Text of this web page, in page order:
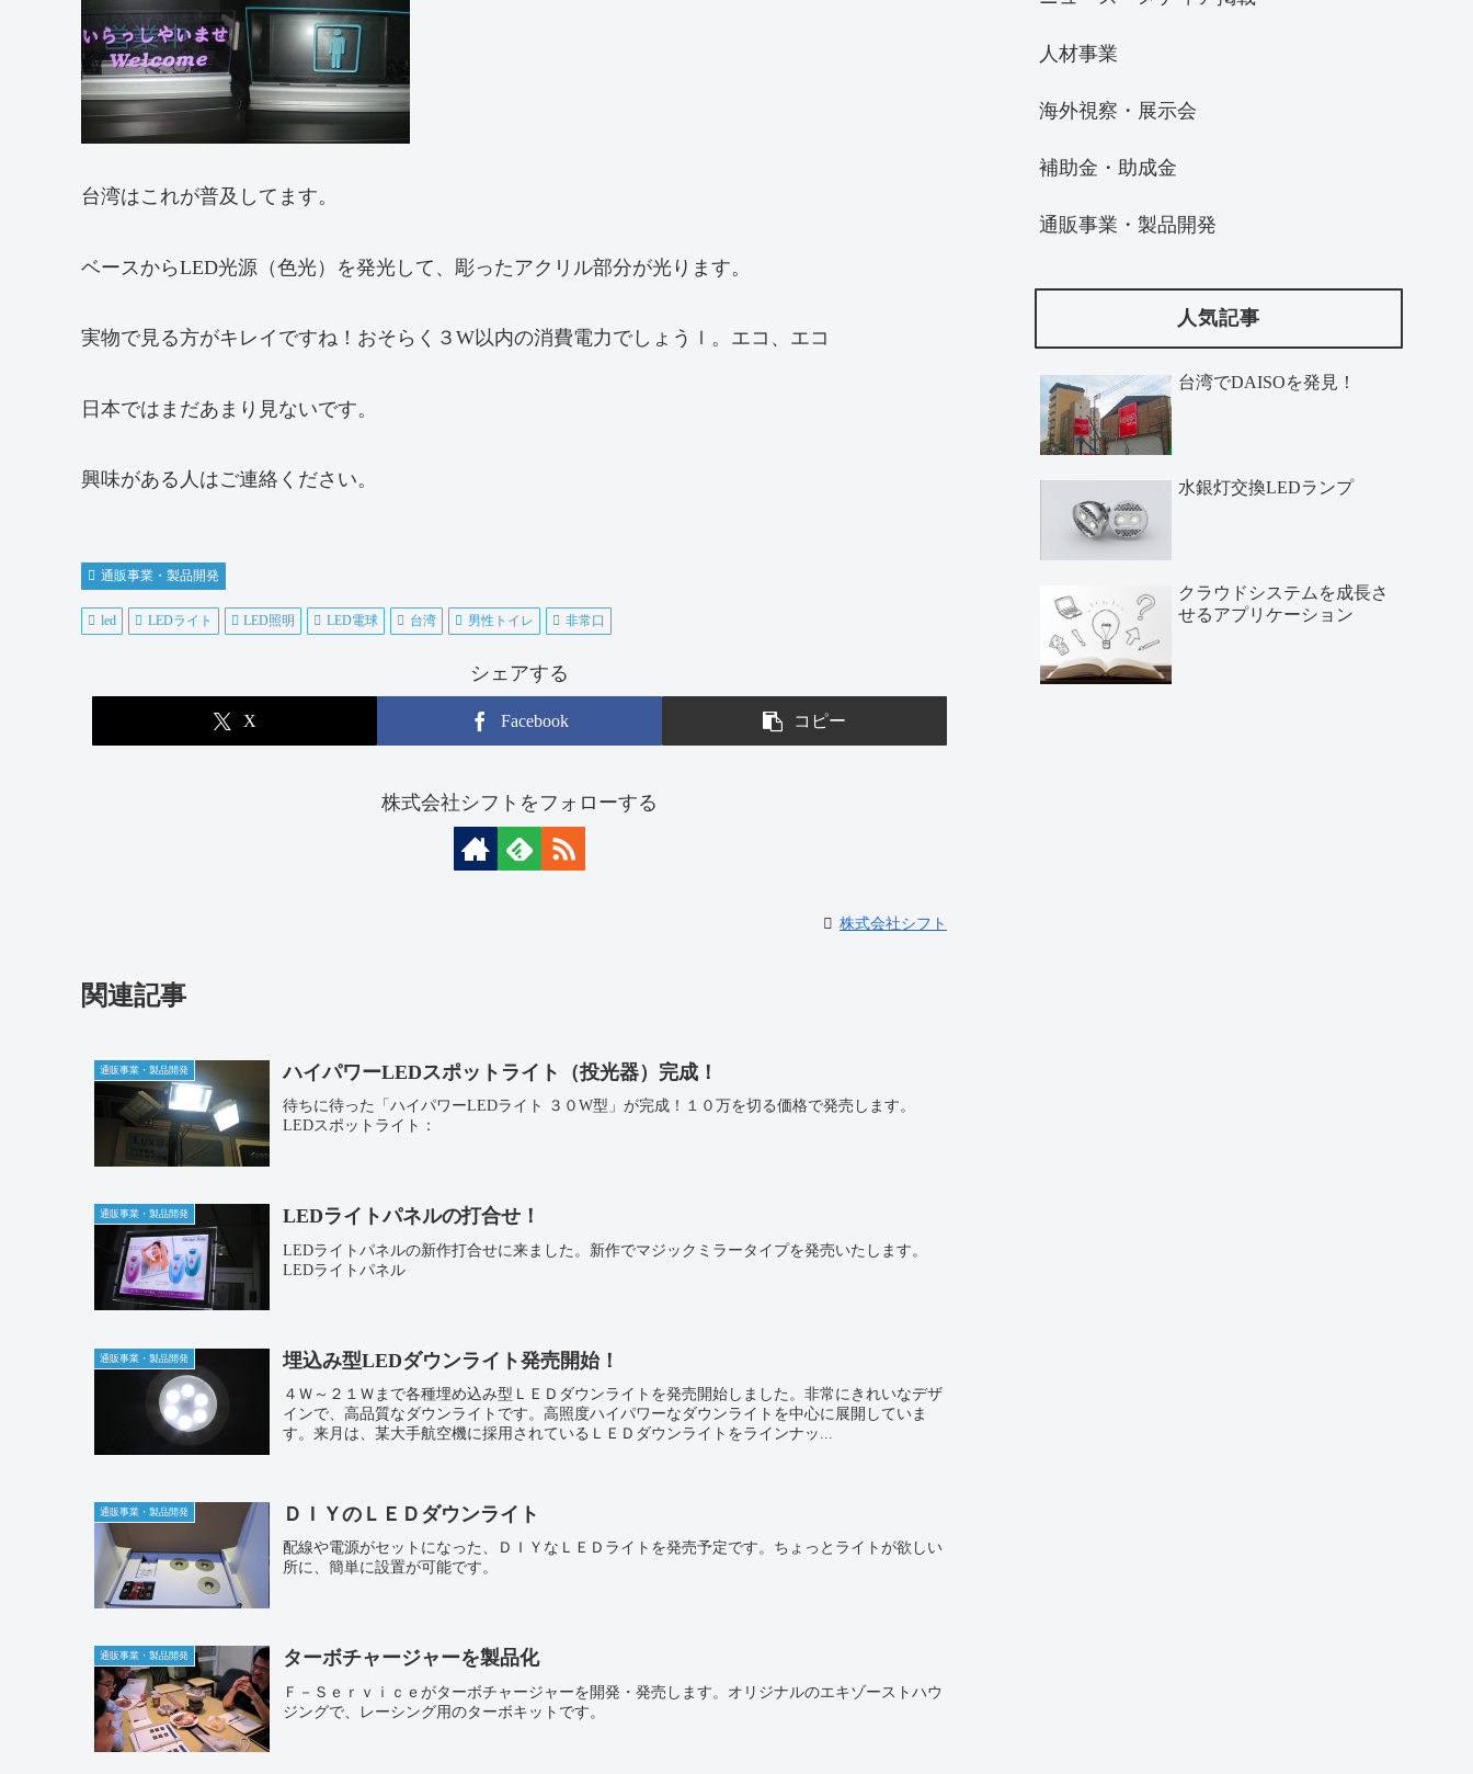
台湾はこれが普及してます。
ベースからLED光源（色光）を発光して、彫ったアクリル部分が光ります。
実物で見る方がキレイですね！おそらく３W以内の消費電力でしょうｌ。エコ、エコ
日本ではまだあまり見ないです。
興味がある人はご連絡ください。
通販事業・製品開発
led LEDライト LED照明 LED電球 台湾 男性トイレ 非常口
シェアする
X Facebook コピー
株式会社シフトをフォローする
株式会社シフト
関連記事
通販事業・製品開発 ハイパワーLEDスポットライト（投光器）完成！
待ちに待った「ハイパワーLEDライト ３０W型」が完成！１０万を切る価格で発売します。
LEDスポットライト：
通販事業・製品開発 LEDライトパネルの打合せ！
LEDライトパネルの新作打合せに来ました。新作でマジックミラータイプを発売いたします。
LEDライトパネル
通販事業・製品開発 埋込み型LEDダウンライト発売開始！
４Ｗ～２１Ｗまで各種埋め込み型ＬＥＤダウンライトを発売開始しました。非常にきれいなデザ
インで、高品質なダウンライトです。高照度ハイパワーなダウンライトを中心に展開していま
す。来月は、某大手航空機に採用されているＬＥＤダウンライトをラインナッ...
通販事業・製品開発 ＤＩＹのＬＥＤダウンライト
配線や電源がセットになった、ＤＩＹなＬＥＤライトを発売予定です。ちょっとライトが欲しい
所に、簡単に設置が可能です。
通販事業・製品開発 ターボチャージャーを製品化
Ｆ－Ｓｅｒｖｉｃｅがターボチャージャーを開発・発売します。オリジナルのエキゾーストハウ
ジングで、レーシング用のターボキットです。
人材事業
海外視察・展示会
補助金・助成金
通販事業・製品開発
人気記事
台湾でDAISOを発見！
水銀灯交換LEDランプ
クラウドシステムを成長さ
せるアプリケーション